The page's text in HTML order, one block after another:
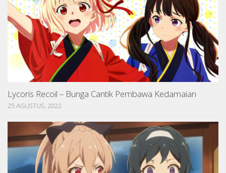
Lycoris Recoil – Bunga Cantik Pembawa Kedamaian
25 AGUSTUS, 2022